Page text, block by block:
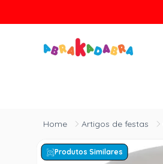
Artigos de festas
Produtos Similares